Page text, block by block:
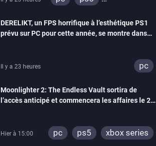
DERELIKT, un FPS horrifique à l’esthétique PS1
prévu sur PC pour cette année, se montre dans
Il y a 23 heures pc
Moonlighter 2: The Endless Vault sortira de
l’accès anticipé et commencera les affaires le 2
Hier à 15:00 pc ps5 xbox series